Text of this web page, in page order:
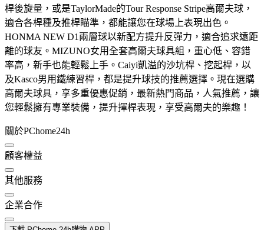
桿後旋量，或是TaylorMade的Tour Response Stripe高爾夫球，
適合各桿種及推桿瞄準，都能讓您在球場上表現出色。
HONMA NEW D1兩層球以新配方提升反彈力，適合追求遠距
離的球友。MIZUNO女用全套高爾夫球具組，重心低、容錯
率高，新手也能輕鬆上手。Caiyi凱溢的沙坑桿、挖起桿，以
及Kasco男用鐵練習桿，都是提升球技的推薦選擇。現在選購
高爾夫球具，享多重優惠促銷，最新熱門商品，人氣推薦，讓
您輕鬆擁有專業裝備，提升揮桿表現，享受高爾夫的樂趣！
關於PChome24h
顧客權益
其他服務
企業合作